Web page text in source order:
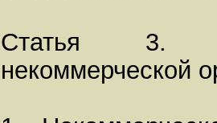
Статья 3.
некоммерческой